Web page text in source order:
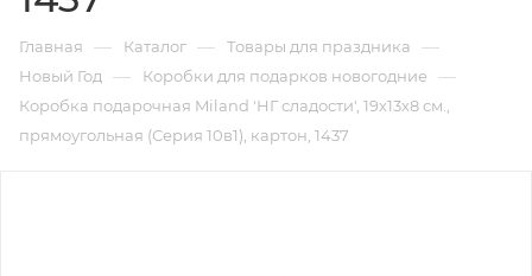
Главная — Каталог — Товары для праздника —
Новый Год — Коробки для подарков новогодние —
Коробка подарочная Miland 'НГ сладости', 19х13х8 см.,
прямоугольная (Серия 10в1), картон, 1437